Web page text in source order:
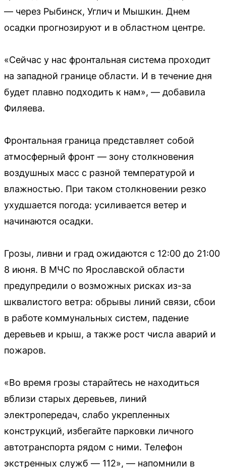
— через Рыбинск, Углич и Мышкин. Днем
осадки прогнозируют и в областном центре.
«Сейчас у нас фронтальная система проходит
на западной границе области. И в течение дня
будет плавно подходить к нам», — добавила
Филяева.
Фронтальная граница представляет собой
атмосферный фронт — зону столкновения
воздушных масс с разной температурой и
влажностью. При таком столкновении резко
ухудшается погода: усиливается ветер и
начинаются осадки.
Грозы, ливни и град ожидаются с 12:00 до 21:00
8 июня. В МЧС по Ярославской области
предупредили о возможных рисках из-за
шквалистого ветра: обрывы линий связи, сбои
в работе коммунальных систем, падение
деревьев и крыш, а также рост числа аварий и
пожаров.
«Во время грозы старайтесь не находиться
вблизи старых деревьев, линий
электропередач, слабо укрепленных
конструкций, избегайте парковки личного
автотранспорта рядом с ними. Телефон
экстренных служб — 112», — напомнили в